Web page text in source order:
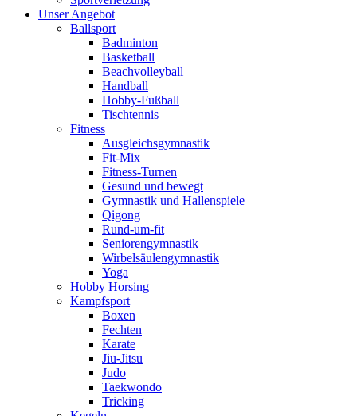
Unser Angebot
Ballsport
Badminton
Basketball
Beachvolleyball
Handball
Hobby-Fußball
Tischtennis
Fitness
Ausgleichsgymnastik
Fit-Mix
Fitness-Turnen
Gesund und bewegt
Gymnastik und Hallenspiele
Qigong
Rund-um-fit
Seniorengymnastik
Wirbelsäulengymnastik
Yoga
Hobby Horsing
Kampfsport
Boxen
Fechten
Karate
Jiu-Jitsu
Judo
Taekwondo
Tricking